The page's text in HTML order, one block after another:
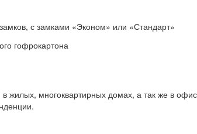
с замками «Эконом» или «Стандарт»
гофрокартона
жилых, многоквартирных домах, а так же в